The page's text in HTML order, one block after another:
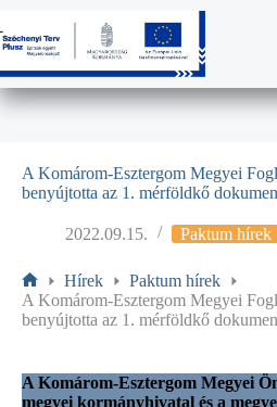
A Komárom-Esztergom Megyei
benyújtotta az 1. mérföldkő
2022.09.15. Paktum hírek
Hírek
Paktum hírek
A Komárom-Esztergom Megyei
benyújtotta az 1. mérföldkő
A Komárom-Esztergom Megyei
megyei kormányhivatal és a